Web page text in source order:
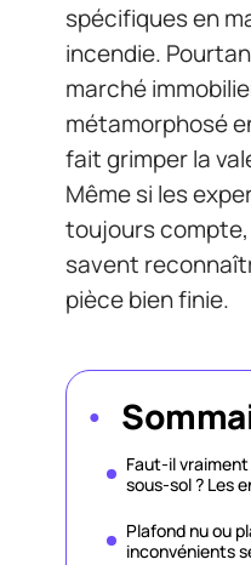
spécifiques en
incendie.
marché
métamorphosé
fait grimper la
Même si les
toujours
savent
pièce bien finie.
Faut-il
sous-sol ? Les
Plafond nu ou
inconvénients